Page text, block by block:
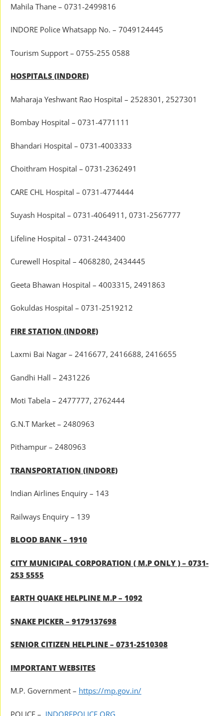
Mahila Thane – 0731-2499816
INDORE Police Whatsapp No. – 7049124445
Tourism Support – 0755-255 0588
HOSPITALS (INDORE)
Maharaja Yeshwant Rao Hospital – 2528301, 2527301
Bombay Hospital – 0731-4771111
Bhandari Hospital – 0731-4003333
Choithram Hospital – 0731-2362491
CARE CHL Hospital – 0731-4774444
Suyash Hospital – 0731-4064911, 0731-2567777
Lifeline Hospital – 0731-2443400
Curewell Hospital – 4068280, 2434445
Geeta Bhawan Hospital – 4003315, 2491863
Gokuldas Hospital – 0731-2519212
FIRE STATION (INDORE)
Laxmi Bai Nagar – 2416677, 2416688, 2416655
Gandhi Hall – 2431226
Moti Tabela – 2477777, 2762444
G.N.T Market – 2480963
Pithampur – 2480963
TRANSPORTATION (INDORE)
Indian Airlines Enquiry – 143
Railways Enquiry – 139
BLOOD BANK – 1910
CITY MUNICIPAL CORPORATION ( M.P ONLY ) – 0731-
253 5555
EARTH QUAKE HELPLINE M.P – 1092
SNAKE PICKER – 9179137698
SENIOR CITIZEN HELPLINE – 0731-2510308
IMPORTANT WEBSITES
M.P. Government – https://mp.gov.in/
POLICE – INDOREPOLICE.ORG